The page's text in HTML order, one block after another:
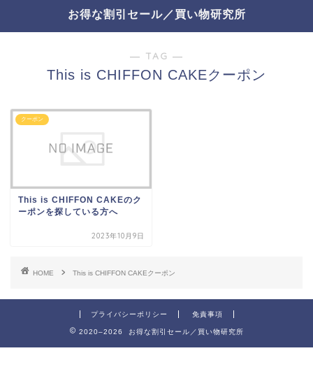
お得な割引セール／買い物研究所
― TAG ―
This is CHIFFON CAKEクーポン
クーポン
This is CHIFFON CAKEのク
ーポンを探している方へ
2023年10月9日
HOME This is CHIFFON CAKEクーポン
プライバシーポリシー 免責事項
2020–2026 お得な割引セール／買い物研究所